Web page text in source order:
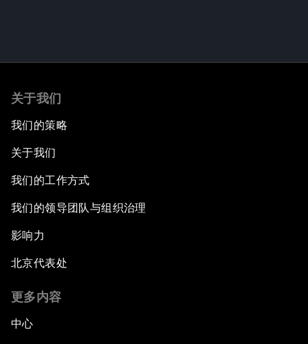
关于我们
我们的策略
关于我们
我们的工作方式
我们的领导团队与组织治理
影响力
北京代表处
更多内容
中心